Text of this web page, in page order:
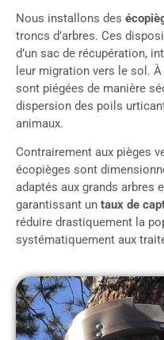
Nous installons des
troncs d’arbres. Ces
d’un sac de récupération,
leur migration vers le sol.
sont piégées de manière
dispersion des poils
animaux.
Contrairement aux pièges
écopièges sont
adaptés aux grands arbres
garantissant un taux de
réduire drastiquement la
systématiquement aux